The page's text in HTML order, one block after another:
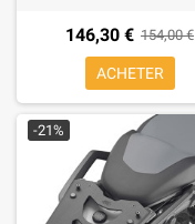
146,30 € 154,00 €
ACHETER
-21%